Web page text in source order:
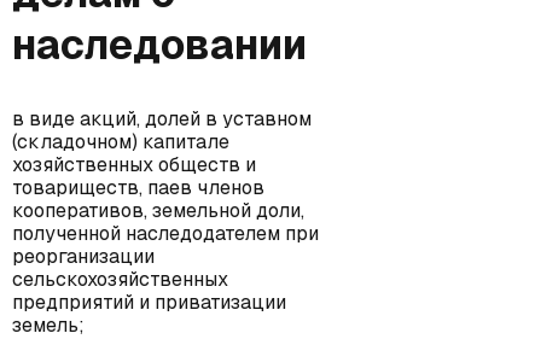
наследовании
в виде акций, долей в уставном
(складочном) капитале
хозяйственных обществ и
товариществ, паев членов
кооперативов, земельной доли,
полученной наследодателем при
реорганизации
сельскохозяйственных
предприятий и приватизации
земель;